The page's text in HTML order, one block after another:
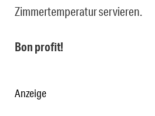
Zimmertemperatur servieren.
Bon profit!
Anzeige